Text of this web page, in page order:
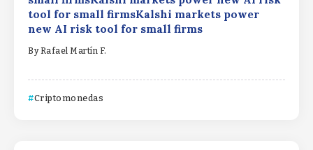
tool for small firmsKalshi markets power
new AI risk tool for small firms
By Rafael Martín F.
Criptomonedas